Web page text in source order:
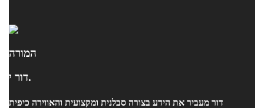
המורה
דור י.
דור מעביר את הידע בצורה סבלנית ומקצועית והאווירה כיפית